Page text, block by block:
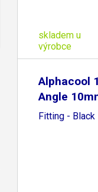
skladem u
výrobce
Alphacool
Angle
Fitting - Black